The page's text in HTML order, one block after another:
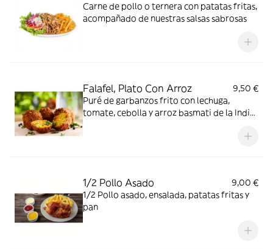
Carne de pollo o ternera con patatas fritas,
acompañado de nuestras salsas sabrosas
Falafel, Plato Con Arroz
9,50 €
Puré de garbanzos frito con lechuga,
tomate, cebolla y arroz basmati de la India,
1/2 Pollo Asado
9,00 €
1/2 Pollo asado, ensalada, patatas fritas y
pan